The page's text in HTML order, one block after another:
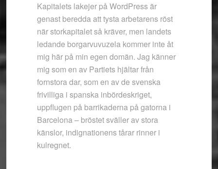
Kapitalets lakejer på WordPress är
genast beredda att tysta arbetarens röst
när storkapitalet så kräver, men landets
ledande borgarvuvuzela kommer inte åt
mig här på min egen domän. Jag känner
mig som en av Partiets hjältar från
fornstora dar, som en av de svenska
frivilliga i spanska inbördeskriget,
uppflugen på barrikaderna på gatorna i
Barcelona – bröstet sväller av stora
känslor, indignationens tårar rinner i
kulregnet.